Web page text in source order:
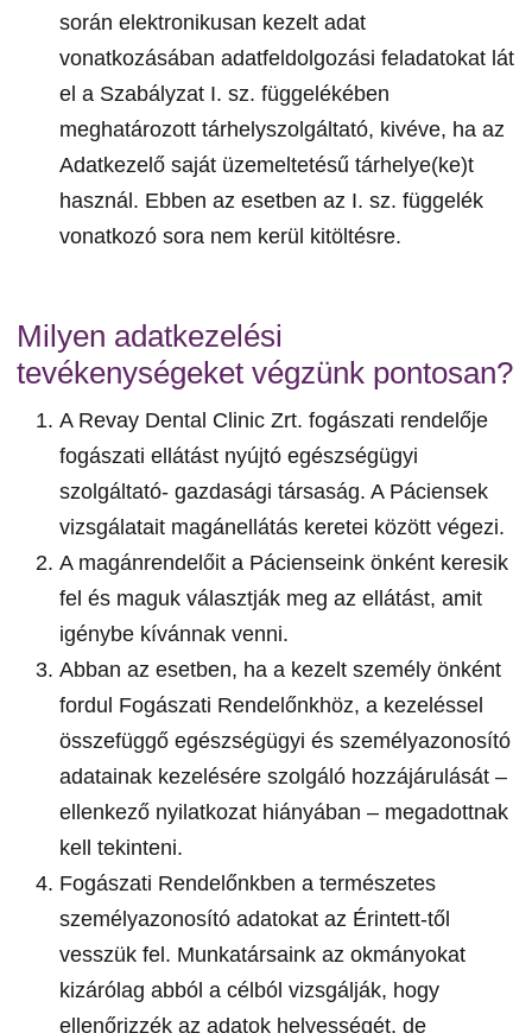
során elektronikusan kezelt adat
vonatkozásában adatfeldolgozási feladatokat lát
el a Szabályzat I. sz. függelékében
meghatározott tárhelyszolgáltató, kivéve, ha az
Adatkezelő saját üzemeltetésű tárhelye(ke)t
használ. Ebben az esetben az I. sz. függelék
vonatkozó sora nem kerül kitöltésre.
Milyen adatkezelési
tevékenységeket végzünk pontosan?
A Revay Dental Clinic Zrt. fogászati rendelője
fogászati ellátást nyújtó egészségügyi
szolgáltató- gazdasági társaság. A Páciensek
vizsgálatait magánellátás keretei között végezi.
A magánrendelőit a Pácienseink önként keresik
fel és maguk választják meg az ellátást, amit
igénybe kívánnak venni.
Abban az esetben, ha a kezelt személy önként
fordul Fogászati Rendelőnkhöz, a kezeléssel
összefüggő egészségügyi és személyazonosító
adatainak kezelésére szolgáló hozzájárulását –
ellenkező nyilatkozat hiányában – megadottnak
kell tekinteni.
Fogászati Rendelőnkben a természetes
személyazonosító adatokat az Érintett-től
vesszük fel. Munkatársaink az okmányokat
kizárólag abból a célból vizsgálják, hogy
ellenőrizzék az adatok helyességét, de